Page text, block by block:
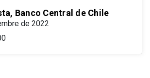
Banco Central de Chile
de 2022